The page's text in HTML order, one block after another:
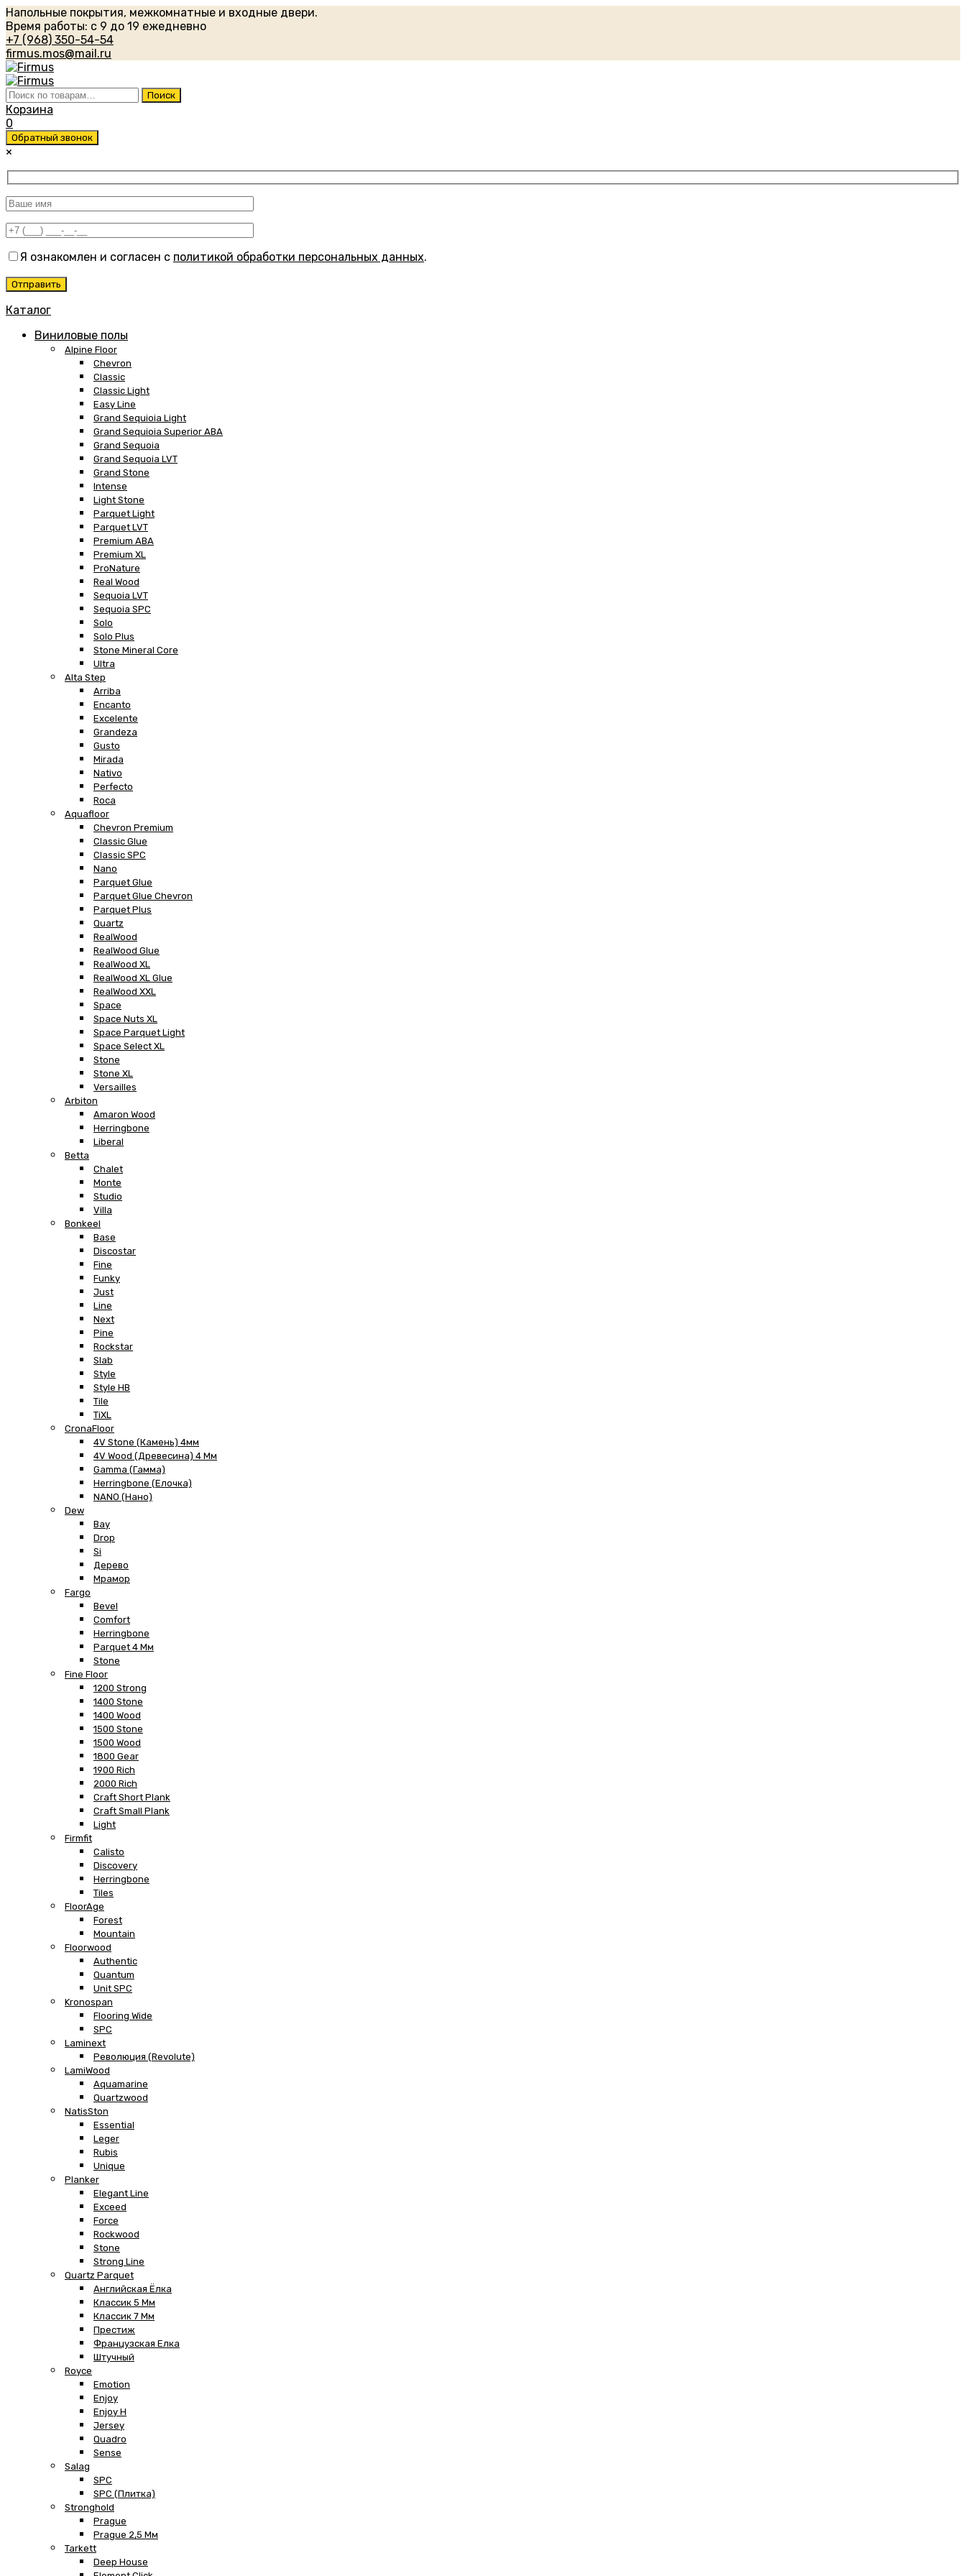
Напольные покрытия, межкомнатные и входные двери.
Время работы: с 9 до 19 ежедневно
+7 (968) 350-54-54
firmus.mos@mail.ru
Искать: Поиск
Корзина
0
Обратный звонок
×
Я ознакомлен и согласен с политикой обработки персональных данных.
Каталог
Виниловые полы
Alpine Floor
Chevron
Classic
Classic Light
Easy Line
Grand Sequioia Light
Grand Sequioia Superior ABA
Grand Sequoia
Grand Sequoia LVT
Grand Stone
Intense
Light Stone
Parquet Light
Parquet LVT
Premium ABA
Premium XL
ProNature
Real Wood
Sequoia LVT
Sequoia SPC
Solo
Solo Plus
Stone Mineral Core
Ultra
Alta Step
Arriba
Encanto
Excelente
Grandeza
Gusto
Mirada
Nativo
Perfecto
Roca
Aquafloor
Chevron Premium
Classic Glue
Classic SPC
Nano
Parquet Glue
Parquet Glue Chevron
Parquet Plus
Quartz
RealWood
RealWood Glue
RealWood XL
RealWood XL Glue
RealWood XXL
Space
Space Nuts XL
Space Parquet Light
Space Select XL
Stone
Stone XL
Versailles
Arbiton
Amaron Wood
Herringbone
Liberal
Betta
Chalet
Monte
Studio
Villa
Bonkeel
Base
Discostar
Fine
Funky
Just
Line
Next
Pine
Rockstar
Slab
Style
Style HB
Tile
TiXL
CronaFloor
4V Stone (Камень) 4мм
4V Wood (Древесина) 4 Мм
Gamma (Гамма)
Herringbone (Елочка)
NANO (Нано)
Dew
Bay
Drop
Si
Дерево
Мрамор
Fargo
Bevel
Comfort
Herringbone
Parquet 4 Мм
Stone
Fine Floor
1200 Strong
1400 Stone
1400 Wood
1500 Stone
1500 Wood
1800 Gear
1900 Rich
2000 Rich
Craft Short Plank
Craft Small Plank
Light
Firmfit
Calisto
Discovery
Herringbone
Tiles
FloorAge
Forest
Mountain
Floorwood
Authentic
Quantum
Unit SPC
Kronospan
Flooring Wide
SPC
Laminext
Революция (Revolute)
LamiWood
Aquamarine
Quartzwood
NatisSton
Essential
Leger
Rubis
Unique
Planker
Elegant Line
Exceed
Force
Rockwood
Stone
Strong Line
Quartz Parquet
Английская Ёлка
Классик 5 Мм
Классик 7 Мм
Престиж
Французская Елка
Штучный
Royce
Emotion
Enjoy
Enjoy H
Jersey
Quadro
Sense
Salag
SPC
SPC (плитка)
Stronghold
Prague
Prague 2,5 Мм
Tarkett
Deep House